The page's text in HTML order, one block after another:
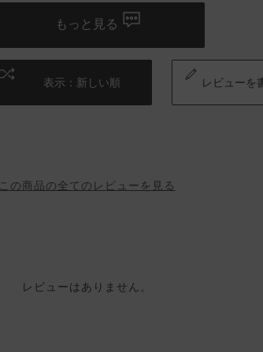
もっと見る
表示：新しい順 レビューを
この商品の全てのレビューを見る
レビューはありません。